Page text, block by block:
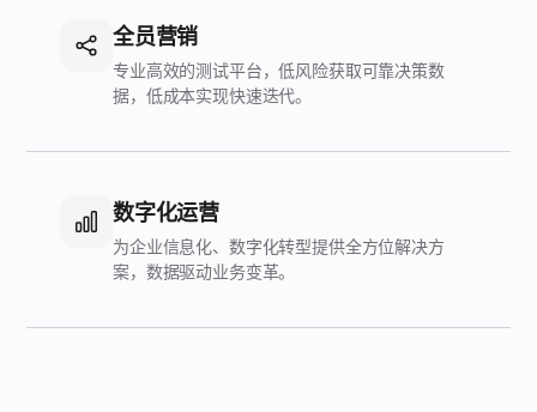
全员营销
专业高效的测试平台，低风险获取可靠决策数
据，低成本实现快速迭代。
数字化运营
为企业信息化、数字化转型提供全方位解决方
案，数据驱动业务变革。